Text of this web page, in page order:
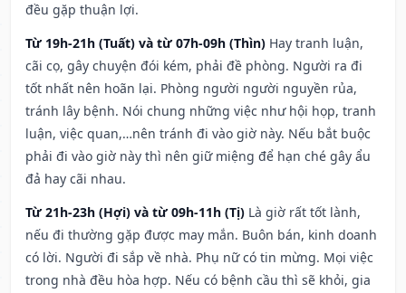
đều gặp thuận lợi.
Từ 19h-21h (Tuất) và từ 07h-09h (Thìn) Hay tranh luận,
cãi cọ, gây chuyện đói kém, phải đề phòng. Người ra đi
tốt nhất nên hoãn lại. Phòng người người nguyền rủa,
tránh lây bệnh. Nói chung những việc như hội họp, tranh
luận, việc quan,…nên tránh đi vào giờ này. Nếu bắt buộc
phải đi vào giờ này thì nên giữ miệng để hạn ché gây ẩu
đả hay cãi nhau.
Từ 21h-23h (Hợi) và từ 09h-11h (Tị) Là giờ rất tốt lành,
nếu đi thường gặp được may mắn. Buôn bán, kinh doanh
có lời. Người đi sắp về nhà. Phụ nữ có tin mừng. Mọi việc
trong nhà đều hòa hợp. Nếu có bệnh cầu thì sẽ khỏi, gia